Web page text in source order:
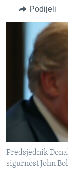
SVIJET
KORUPCIJA
SLOBODA
ŽENSKA
IZBJEGLIČKA
MAGAZIN
O GLASU
Learning English
PRATITE NAS
Podijeli
Predsjednik
sigurnost John